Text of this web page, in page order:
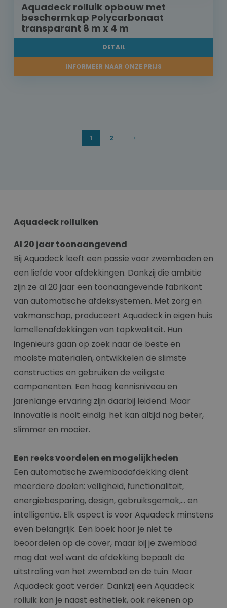
Aquadeck rolluik opbouw met
beschermkap Polycarbonaat
transparant 8 m x 4 m
DETAIL
INFORMEER NAAR ONZE PRIJS
1 2
Aquadeck rolluiken
Al 20 jaar toonaangevend
Bij Aquadeck leeft een passie voor zwembaden en
een liefde voor afdekkingen. Dankzij die ambitie
zijn ze al 20 jaar een toonaangevende fabrikant
van automatische afdeksystemen. Met zorg en
vakmanschap, produceert Aquadeck in eigen huis
lamellenafdekkingen van topkwaliteit. Hun
ingenieurs gaan op zoek naar de beste en
mooiste materialen, ontwikkelen de slimste
constructies en gebruiken de veiligste
componenten. Een hoog kennisniveau en
jarenlange ervaring zijn daarbij leidend. Maar
innovatie is nooit eindig: het kan altijd nog beter,
slimmer en mooier.
Een reeks voordelen en mogelijkheden
Een automatische zwembadafdekking dient
meerdere doelen: veiligheid, functionaliteit,
energiebesparing, design, gebruiksgemak,... en
intelligentie. Elk aspect is voor Aquadeck minstens
even belangrijk. Een boek hoor je niet te
beoordelen op de cover, maar bij je zwembad
mag dat wel want de afdekking bepaalt de
uitstraling van het zwembad en de tuin. Maar
Aquadeck gaat verder. Dankzij een Aquadeck
rolluik kan je naast esthetiek, ook rekenen op